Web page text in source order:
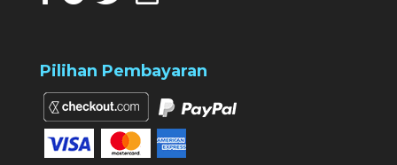
Pilihan Pembayaran